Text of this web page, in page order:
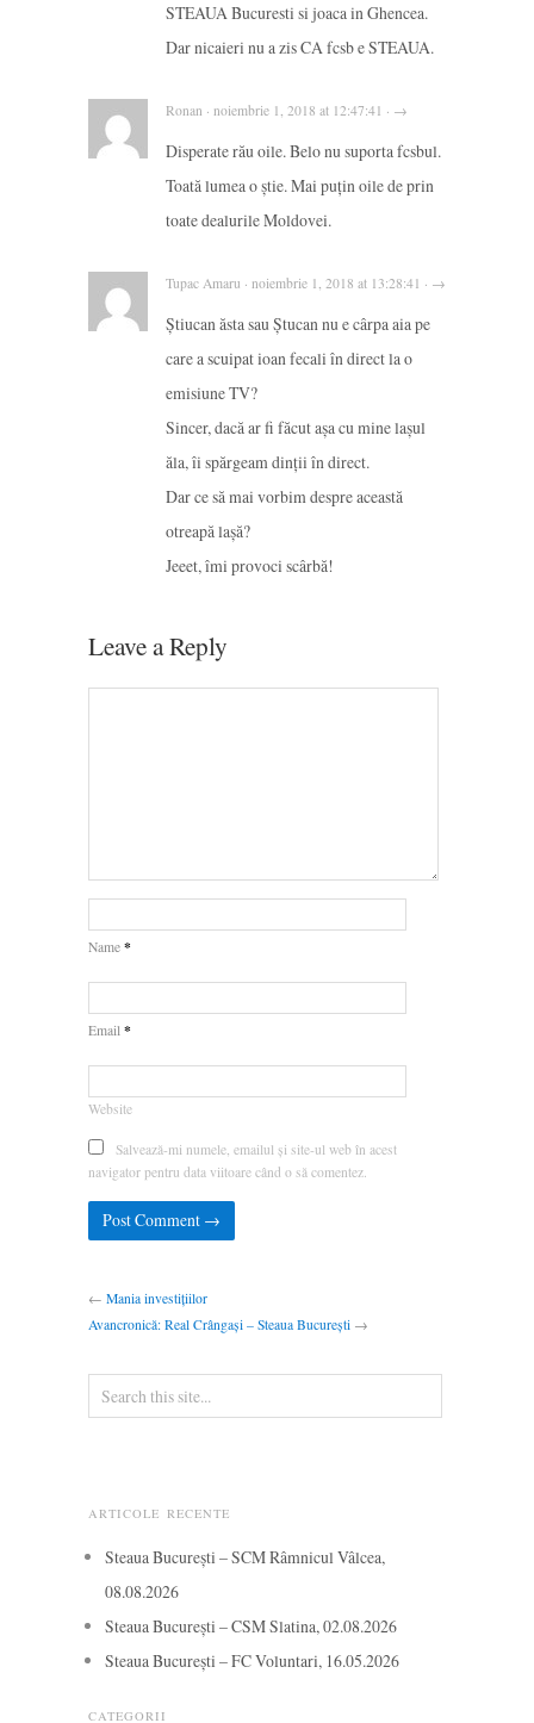
STEAUA Bucuresti si joaca in Ghencea.
Dar nicaieri nu a zis CA fcsb e STEAUA.
Ronan · noiembrie 1, 2018 at 12:47:41 · →
Disperate rău oile. Belo nu suporta fcsbul.
Toată lumea o știe. Mai puțin oile de prin
toate dealurile Moldovei.
Tupac Amaru · noiembrie 1, 2018 at 13:28:41 · →
Știucan ăsta sau Ștucan nu e cârpa aia pe
care a scuipat ioan fecali în direct la o
emisiune TV?
Sincer, dacă ar fi făcut așa cu mine lașul
ăla, îi spărgeam dinții în direct.
Dar ce să mai vorbim despre această
otreapă lașă?
Jeeet, îmi provoci scârbă!
Leave a Reply
Name *
Email *
Website
Salvează-mi numele, emailul și site-ul web în acest
navigator pentru data viitoare când o să comentez.
← Mania investițiilor
Avancronică: Real Crângași – Steaua București →
ARTICOLE RECENTE
Steaua București – SCM Râmnicul Vâlcea,
08.08.2026
Steaua București – CSM Slatina, 02.08.2026
Steaua București – FC Voluntari, 16.05.2026
CATEGORII